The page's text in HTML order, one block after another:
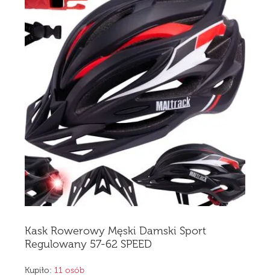
Kask Rowerowy Męski Damski Sport
Regulowany 57-62 SPEED
Kupiło: 11 osób